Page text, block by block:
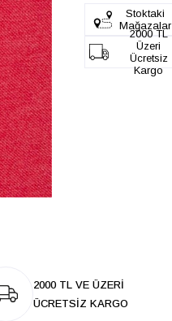
Stoktaki
Mağazalar
2000 TL
Üzeri
Ücretsiz
Kargo
2000 TL VE ÜZERİ
ÜCRETSİZ KARGO